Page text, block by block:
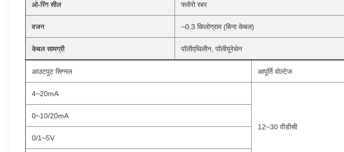
ओ-रिंग सील फ्लोरो रबर
वजन ~0.3 किलोग्राम (बिना केबल)
केबल सामग्री पॉलीएथिलीन, पॉलीयूरेथेन
आउटपुट सिग्नल आपूर्ति वोल्टेज
4~20mA
12~30 वीडीसी
0~10/20mA
0/1~5V